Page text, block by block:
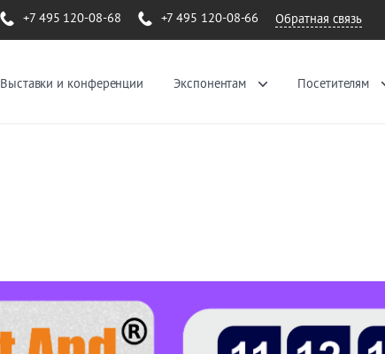
+7 495 120-08-68 +7 495 120-08-66 Обратная связь
Выставки и конференции Экспонентам Посетителям